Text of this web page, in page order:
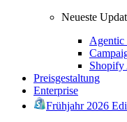
Neueste
Agentic
Preisgestaltung
Enterprise
Frühjahr 2026